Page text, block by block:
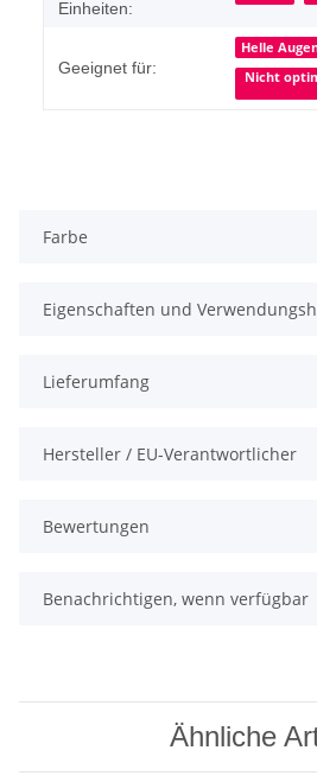
Einheiten:
Geeignet für:
Helle
Nicht
Farbe
Eigenschaften und
Lieferumfang
Hersteller / EU-Verantwortlicher
Bewertungen
Benachrichtigen, wenn verfügbar
Ähnliche